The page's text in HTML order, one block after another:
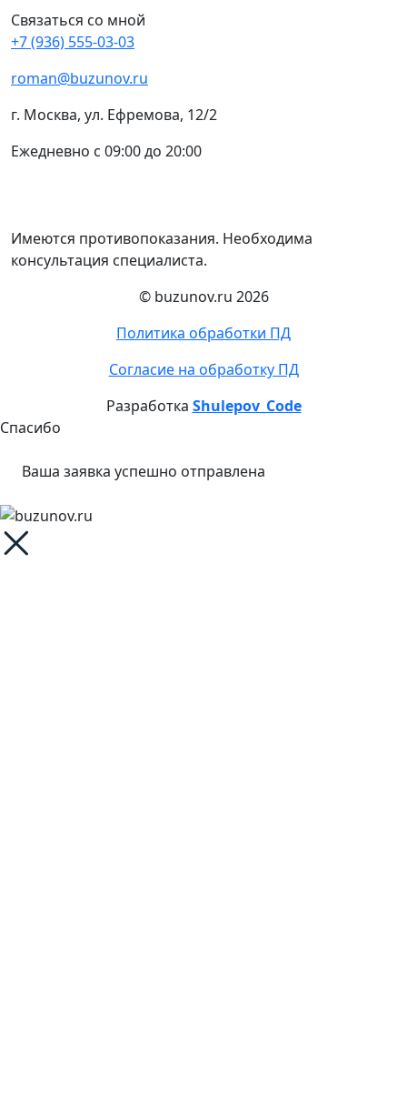
Связаться со мной
+7 (936) 555-03-03
roman@buzunov.ru
г. Москва, ул. Ефремова, 12/2
Ежедневно с 09:00 до 20:00
Имеются противопоказания. Необходима
консультация специалиста.
© buzunov.ru 2026
Политика обработки ПД
Согласие на обработку ПД
Разработка Shulepov_Code
Спасибо
Ваша заявка успешно отправлена